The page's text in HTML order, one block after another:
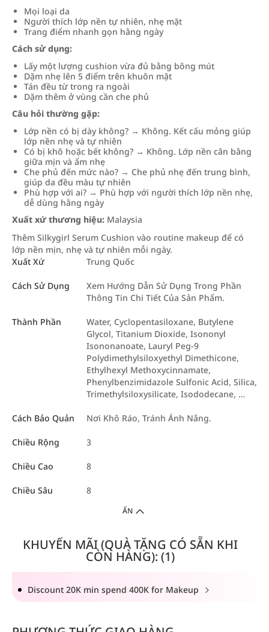
Mọi loại da
Người thích lớp nền tự nhiên, nhẹ mặt
Trang điểm nhanh gọn hằng ngày
Cách sử dụng:
Lấy một lượng cushion vừa đủ bằng bông mút
Dặm nhẹ lên 5 điểm trên khuôn mặt
Tán đều từ trong ra ngoài
Dặm thêm ở vùng cần che phủ
Câu hỏi thường gặp:
Lớp nền có bị dày không? → Không. Kết cấu mỏng giúp
lớp nền nhẹ và tự nhiên
Có bị khô hoặc bết không? → Không. Lớp nền cân bằng
giữa mịn và ẩm nhẹ
Che phủ đến mức nào? → Che phủ nhẹ đến trung bình,
giúp da đều màu tự nhiên
Phù hợp với ai? → Phù hợp với người thích lớp nền nhẹ,
dễ dùng hằng ngày
Xuất xứ thương hiệu: Malaysia
Thêm Silkygirl Serum Cushion vào routine makeup để có
lớp nền mịn, nhẹ và tự nhiên mỗi ngày.
Xuất Xứ
Trung Quốc
Cách Sử Dụng
Xem Hướng Dẫn Sử Dụng Trong Phần
Thông Tin Chi Tiết Của Sản Phẩm.
Thành Phần
Water, Cyclopentasiloxane, Butylene
Glycol, Titanium Dioxide, Isononyl
Isononanoate, Lauryl Peg-9
Polydimethylsiloxyethyl Dimethicone,
Ethylhexyl Methoxycinnamate,
Phenylbenzimidazole Sulfonic Acid, Silica,
Trimethylsiloxysilicate, Isododecane, …
Cách Bảo Quản Nơi Khô Ráo, Tránh Ánh Nắng.
Chiều Rộng 3
Chiều Cao 8
Chiều Sâu 8
ẨN
KHUYẾN MÃI (QUÀ TẶNG CÓ SẴN KHI
CÒN HÀNG): (1)
Discount 20K min spend 400K for Makeup